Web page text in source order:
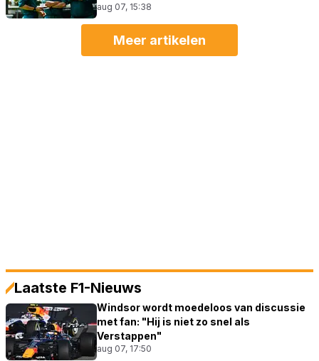
aug 07, 15:38
Meer artikelen
Laatste F1-Nieuws
Windsor wordt moedeloos van discussie
met fan: "Hij is niet zo snel als
Verstappen"
aug 07, 17:50